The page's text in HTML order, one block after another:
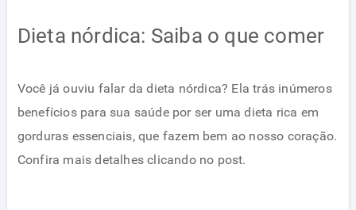
Dieta nórdica: Saiba o que comer
Você já ouviu falar da dieta nórdica? Ela trás inúmeros
benefícios para sua saúde por ser uma dieta rica em
gorduras essenciais, que fazem bem ao nosso coração.
Confira mais detalhes clicando no post.